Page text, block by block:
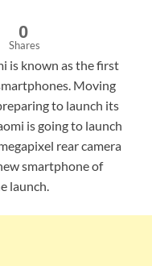
0
Shares
is known as the first
Moving
to launch its
is going to launch
rear camera
smartphone of
launch.